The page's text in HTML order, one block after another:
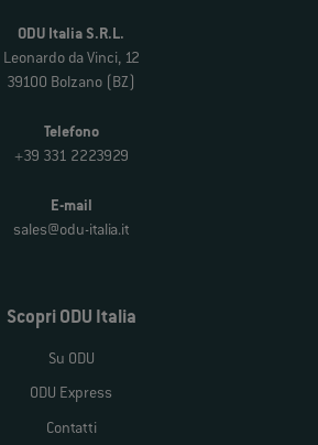
ODU Italia S.R.L.
Leonardo da Vinci, 12
39100 Bolzano (BZ)
Telefono
+39 331 2223929
E-mail
sales@odu-italia.it
Scopri ODU Italia
Su ODU
ODU Express
Contatti